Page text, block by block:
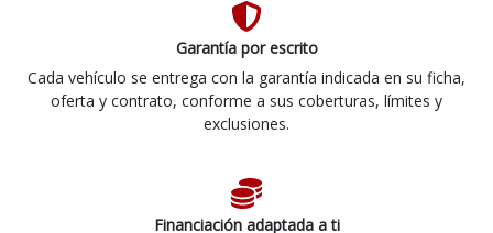
Garantía por escrito
Cada vehículo se entrega con la garantía indicada en su ficha,
oferta y contrato, conforme a sus coberturas, límites y
exclusiones.
Financiación adaptada a ti